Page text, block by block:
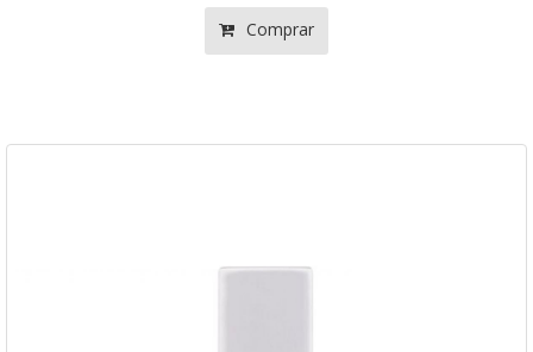
Comprar